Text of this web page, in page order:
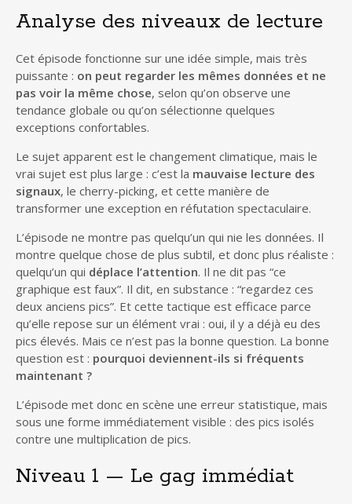
Analyse des niveaux de lecture
Cet épisode fonctionne sur une idée simple, mais très
puissante : on peut regarder les mêmes données et ne
pas voir la même chose, selon qu’on observe une
tendance globale ou qu’on sélectionne quelques
exceptions confortables.
Le sujet apparent est le changement climatique, mais le
vrai sujet est plus large : c’est la mauvaise lecture des
signaux, le cherry-picking, et cette manière de
transformer une exception en réfutation spectaculaire.
L’épisode ne montre pas quelqu’un qui nie les données. Il
montre quelque chose de plus subtil, et donc plus réaliste :
quelqu’un qui déplace l’attention. Il ne dit pas “ce
graphique est faux”. Il dit, en substance : “regardez ces
deux anciens pics”. Et cette tactique est efficace parce
qu’elle repose sur un élément vrai : oui, il y a déjà eu des
pics élevés. Mais ce n’est pas la bonne question. La bonne
question est : pourquoi deviennent-ils si fréquents
maintenant ?
L’épisode met donc en scène une erreur statistique, mais
sous une forme immédiatement visible : des pics isolés
contre une multiplication de pics.
Niveau 1 — Le gag immédiat